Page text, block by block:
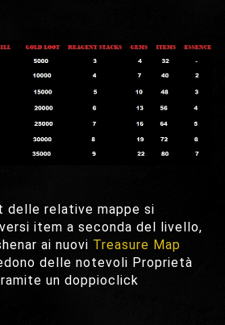
delle relative mappe si
item a seconda del livello,
ai nuovi Treasure Map
delle notevoli Proprietà
un doppioclick